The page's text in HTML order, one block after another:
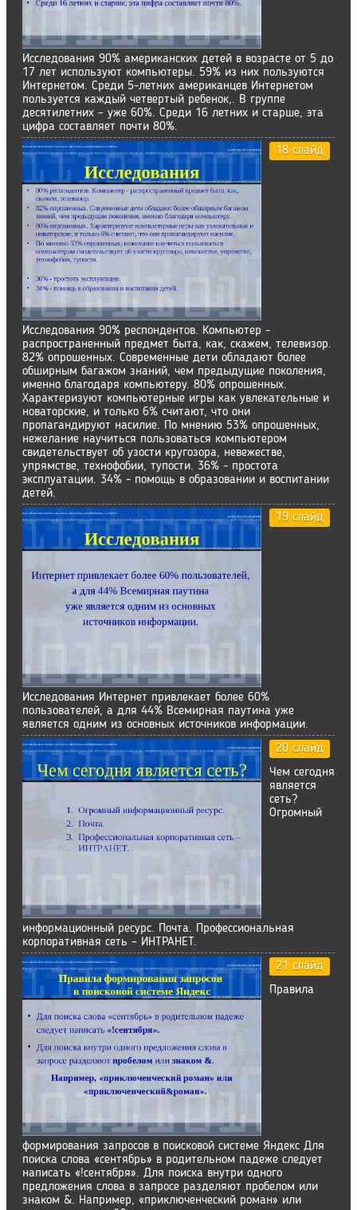
Исследования 90% американских детей в возрасте от 5 до
17 лет используют компьютеры. 59% из них пользуются
Интернетом. Среди 5-летних американцев Интернетом
пользуется каждый четвертый ребенок,. В группе
десятилетних – уже 60%. Среди 16 летних и старше, эта
цифра составляет почти 80%.
18 слайд
Исследования 90% респондентов. Компьютер -
распространенный предмет быта, как, скажем, телевизор.
82% опрошенных. Современные дети обладают более
обширным багажом знаний, чем предыдущие поколения,
именно благодаря компьютеру. 80% опрошенных.
Характеризуют компьютерные игры как увлекательные и
новаторские, и только 6% считают, что они
пропагандируют насилие. По мнению 53% опрошенных,
нежелание научиться пользоваться компьютером
свидетельствует об узости кругозора, невежестве,
упрямстве, технофобии, тупости. 36% - простота
эксплуатации. 34% - помощь в образовании и воспитании
детей.
19 слайд
Исследования Интернет привлекает более 60%
пользователей, а для 44% Всемирная паутина уже
является одним из основных источников информации.
20 слайд
Чем сегодня
является
сеть?
Огромный
информационный ресурс. Почта. Профессиональная
корпоративная сеть – ИНТРАНЕТ.
21 слайд
Правила
формирования запросов в поисковой системе Яндекс Для
поиска слова «сентябрь» в родительном падеже следует
написать «!сентября». Для поиска внутри одного
предложения слова в запросе разделяют пробелом или
знаком &. Например, «приключенческий роман» или